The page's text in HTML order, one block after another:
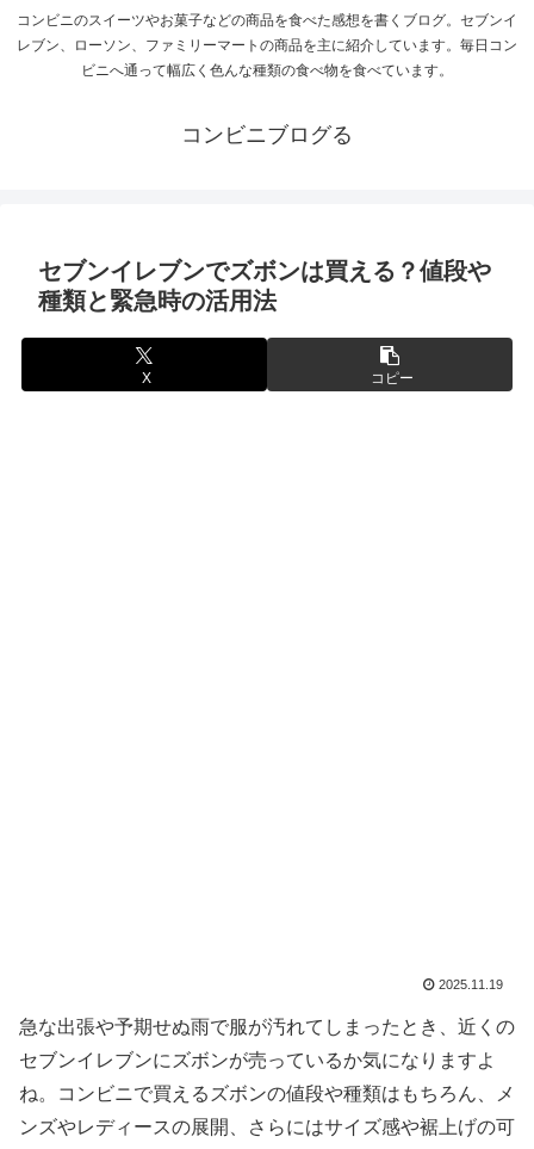
コンビニのスイーツやお菓子などの商品を食べた感想を書くブログ。セブンイ
レブン、ローソン、ファミリーマートの商品を主に紹介しています。毎日コン
ビニへ通って幅広く色んな種類の食べ物を食べています。
コンビニブログる
セブンイレブンでズボンは買える？値段や
種類と緊急時の活用法
X コピー
2025.11.19
急な出張や予期せぬ雨で服が汚れてしまったとき、近くの
セブンイレブンにズボンが売っているか気になりますよ
ね。コンビニで買えるズボンの値段や種類はもちろん、メ
ンズやレディースの展開、さらにはサイズ感や裾上げの可